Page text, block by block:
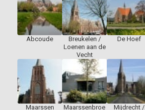
Abcoude
Breukelen /
Loenen aan de
Vecht
De Hoef
Maarssen
Maarssenbroe
Mijdrecht /